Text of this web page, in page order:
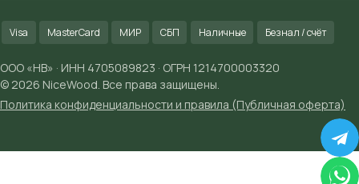
Visa MasterCard МИР СБП Наличные Безнал / счёт
ООО «НВ» · ИНН 4705089823 · ОГРН 1214700003320
© 2026 NiceWood. Все права защищены.
Политика конфиденциальности и правила (Публичная оферта)